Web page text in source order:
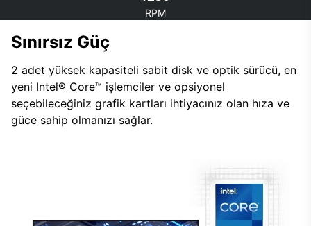
RPM
Sınırsız Güç
2 adet yüksek kapasiteli sabit disk ve optik sürücü, en
yeni Intel® Core™ işlemciler ve opsiyonel
seçebileceğiniz grafik kartları ihtiyacınız olan hıza ve
güce sahip olmanızı sağlar.